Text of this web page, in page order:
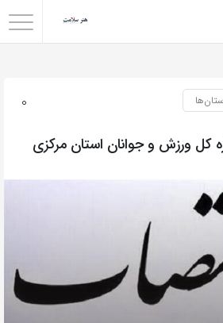
0
کل ورزش و جوانان استان مرکزی